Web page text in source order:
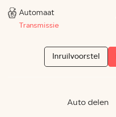
Automaat
Transmissie
Inruilvoorstel
Auto delen